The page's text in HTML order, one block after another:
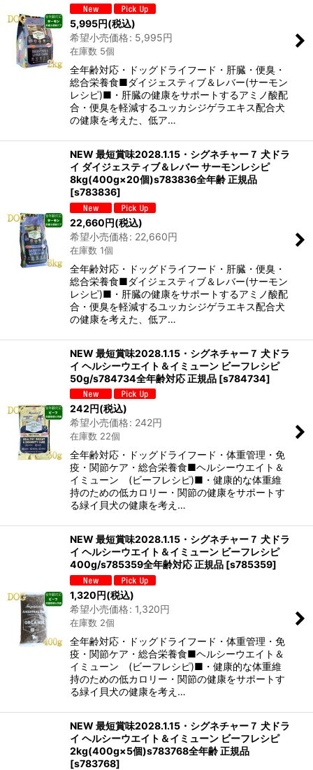
5,995円(税込)
希望小売価格: 5,995円
在庫数 5個
全年齢対応・ドッグドライフード・肝臓・便臭・
総合栄養食■ダイジェスティブ＆レバー(サーモン
レシピ)■・肝臓の健康をサポートするアミノ酸配
合・便臭を軽減するユッカシジゲラエキス配合犬
の健康を考えた、低ア…
NEW 最短賞味2028.1.15・シグネチャー７ 犬ドラ
イ ダイジェスティブ＆レバー サーモンレシピ
8kg(400g×20個)s783836全年齢 正規品
[s783836]
22,660円(税込)
希望小売価格: 22,660円
在庫数 1個
全年齢対応・ドッグドライフード・肝臓・便臭・
総合栄養食■ダイジェスティブ＆レバー(サーモン
レシピ)■・肝臓の健康をサポートするアミノ酸配
合・便臭を軽減するユッカシジゲラエキス配合犬
の健康を考えた、低ア…
NEW 最短賞味2028.1.15・シグネチャー７ 犬ドラ
イ ヘルシーウエイト＆イミューン ビーフレシピ
50g/s784734全年齢対応 正規品 [s784734]
242円(税込)
希望小売価格: 242円
在庫数 22個
全年齢対応・ドッグドライフード・体重管理・免
疫・関節ケア・総合栄養食■ヘルシーウエイト＆
イミューン (ビーフレシピ)■・健康的な体重維
持のための低カロリー・関節の健康をサポートす
る緑イ貝犬の健康を考え…
NEW 最短賞味2028.1.15・シグネチャー７ 犬ドラ
イ ヘルシーウエイト＆イミューン ビーフレシピ
400g/s785359全年齢対応 正規品 [s785359]
1,320円(税込)
希望小売価格: 1,320円
在庫数 2個
全年齢対応・ドッグドライフード・体重管理・免
疫・関節ケア・総合栄養食■ヘルシーウエイト＆
イミューン (ビーフレシピ)■・健康的な体重維
持のための低カロリー・関節の健康をサポートす
る緑イ貝犬の健康を考え…
NEW 最短賞味2028.1.15・シグネチャー７ 犬ドラ
イ ヘルシーウエイト＆イミューン ビーフレシピ
2kg(400g×5個)s783768全年齢 正規品
[s783768]